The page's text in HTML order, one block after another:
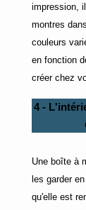
impression,
montres
couleurs
en fonction
créer chez
4 -
Une boîte à
les garder
qu'elle est